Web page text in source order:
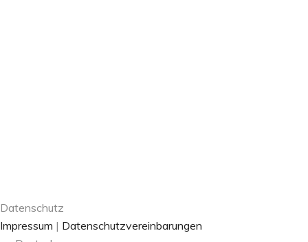
Datenschutz
Impressum | Datenschutzvereinbarungen